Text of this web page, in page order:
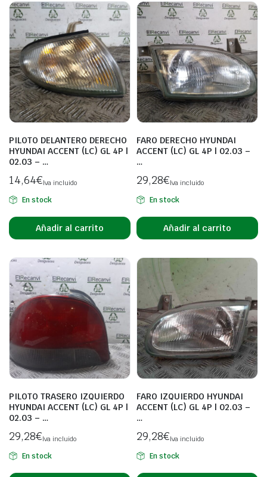
PILOTO DELANTERO DERECHO
HYUNDAI ACCENT (LC) GL 4P |
02.03 – …
14,64€Iva incluido
En stock
Añadir al carrito
FARO DERECHO HYUNDAI
ACCENT (LC) GL 4P | 02.03 –
…
29,28€Iva incluido
En stock
Añadir al carrito
PILOTO TRASERO IZQUIERDO
HYUNDAI ACCENT (LC) GL 4P |
02.03 – …
29,28€Iva incluido
En stock
FARO IZQUIERDO HYUNDAI
ACCENT (LC) GL 4P | 02.03 –
…
29,28€Iva incluido
En stock